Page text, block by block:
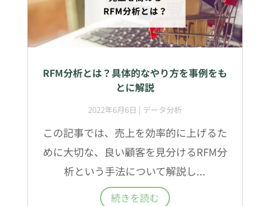
RFM分析とは？具体的なやり方を事例をも
とに解説
2022年6月6日 | データ分析
この記事では、売上を効率的に上げるた
めに大切な、良い顧客を見分けるRFM分
析という手法について解説し...
続きを読む